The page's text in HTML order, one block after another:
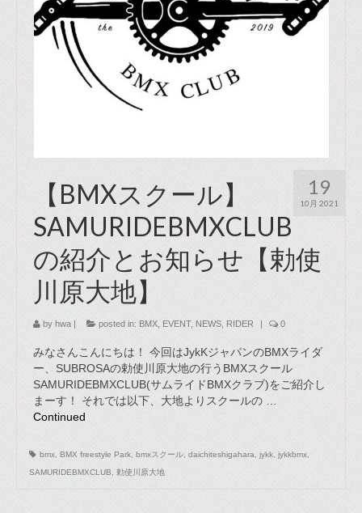
19
10月 2021
【BMXスクール】
SAMURIDEBMXCLUB
の紹介とお知らせ【勅使
川原大地】
by hwa | posted in: BMX EVENT, NEWS RIDER | 0
みなさんこんにちは！ 今回はJykKジャパンのBMXライダ
ー、SUBROSAの勅使川原大地の行うBMXスクール
SAMURIDEBMXCLUB(サムライドBMXクラブ)をご紹介し
まーす！ それでは以下、大地よりスクールの …
Continued
bmx BMX freestyle Park bmxスクール daichiteshigahara jykk jykkbmx
SAMURIDEBMXCLUB
勅使川原大地